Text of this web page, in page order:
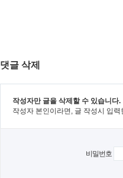
댓글 삭제
작성자만 글을 삭제할 수 있습니다.
작성자 본인이라면, 글 작성시 입
비밀번호